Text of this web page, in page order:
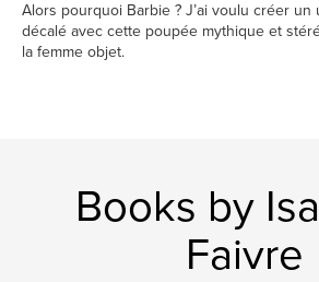
Alors pourquoi Barbie ? J’ai voulu créer
décalé avec cette poupée mythique et
la femme objet.
Books by
Faivre